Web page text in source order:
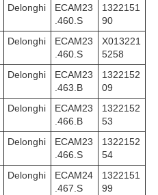
Delonghi
ECAM23
.460.S
1322151
90
Delonghi
ECAM23
.460.S
X013221
5258
Delonghi
ECAM23
.463.B
1322152
09
Delonghi
ECAM23
.466.B
1322152
53
Delonghi
ECAM23
.466.S
1322152
54
Delonghi
ECAM24
.467.S
1322151
99